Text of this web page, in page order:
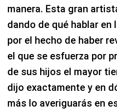
manera. Esta gran
dando de qué hablar en
por el hecho de haber
el que se esfuerza por
de sus hijos el mayor
dijo exactamente y en
más lo averiguarás en